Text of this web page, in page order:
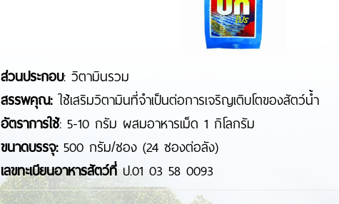
ส่วนประกอบ: วิตามินรวม
สรรพคุณ: ใช้เสริมวิตามินที่จำเป็นต่อการเจริญเติบโตของสัตว์น้ำ
อัตราการใช้: 5-10 กรัม ผสมอาหารเม็ด 1 กิโลกรัม
ขนาดบรรจุ:500 กรัม/ซอง (24 ซองต่อลัง)
เลขทะเบียนอาหารสัตว์ที่ป.01 03 58 0093